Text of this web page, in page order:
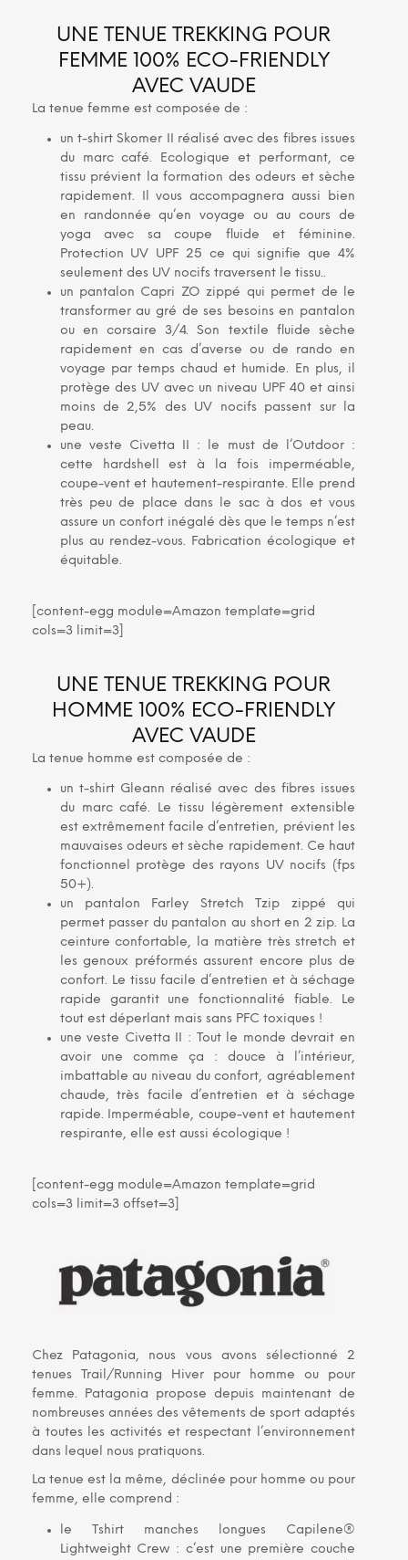
UNE TENUE TREKKING POUR
FEMME 100% ECO-FRIENDLY
AVEC VAUDE
La tenue femme est composée de :
un t-shirt Skomer II réalisé avec des fibres issues
du marc café. Ecologique et performant, ce
tissu prévient la formation des odeurs et sèche
rapidement. Il vous accompagnera aussi bien
en randonnée qu’en voyage ou au cours de
yoga avec sa coupe fluide et féminine.
Protection UV UPF 25 ce qui signifie que 4%
seulement des UV nocifs traversent le tissu..
un pantalon Capri ZO zippé qui permet de le
transformer au gré de ses besoins en pantalon
ou en corsaire 3/4. Son textile fluide sèche
rapidement en cas d’averse ou de rando en
voyage par temps chaud et humide. En plus, il
protège des UV avec un niveau UPF 40 et ainsi
moins de 2,5% des UV nocifs passent sur la
peau.
une veste Civetta II : le must de l’Outdoor :
cette hardshell est à la fois imperméable,
coupe-vent et hautement-respirante. Elle prend
très peu de place dans le sac à dos et vous
assure un confort inégalé dès que le temps n’est
plus au rendez-vous. Fabrication écologique et
équitable.
[content-egg module=Amazon template=grid
cols=3 limit=3]
UNE TENUE TREKKING POUR
HOMME 100% ECO-FRIENDLY
AVEC VAUDE
La tenue homme est composée de :
un t-shirt Gleann réalisé avec des fibres issues
du marc café. Le tissu légèrement extensible
est extrêmement facile d’entretien, prévient les
mauvaises odeurs et sèche rapidement. Ce haut
fonctionnel protège des rayons UV nocifs (fps
50+).
un pantalon Farley Stretch Tzip zippé qui
permet passer du pantalon au short en 2 zip. La
ceinture confortable, la matière très stretch et
les genoux préformés assurent encore plus de
confort. Le tissu facile d’entretien et à séchage
rapide garantit une fonctionnalité fiable. Le
tout est déperlant mais sans PFC toxiques !
une veste Civetta II : Tout le monde devrait en
avoir une comme ça : douce à l’intérieur,
imbattable au niveau du confort, agréablement
chaude, très facile d’entretien et à séchage
rapide. Imperméable, coupe-vent et hautement
respirante, elle est aussi écologique !
[content-egg module=Amazon template=grid
cols=3 limit=3 offset=3]
Chez Patagonia, nous vous avons sélectionné 2
tenues Trail/Running Hiver pour homme ou pour
femme. Patagonia propose depuis maintenant de
nombreuses années des vêtements de sport adaptés
à toutes les activités et respectant l’environnement
dans lequel nous pratiquons.
La tenue est la même, déclinée pour homme ou pour
femme, elle comprend :
le Tshirt manches longues Capilene®
Lightweight Crew : c’est une première couche